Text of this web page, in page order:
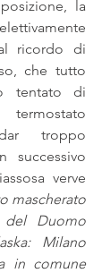
la
ricordo di
che tutto
tentato di
troppo
successivo
verve
mascherato
Duomo
Milano
in comune